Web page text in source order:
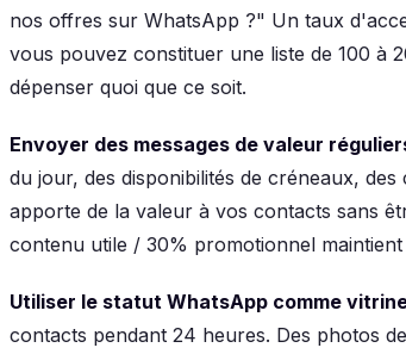
nos offres sur WhatsApp ?" Un taux
vous pouvez constituer une liste de 100 à
dépenser quoi que ce soit.
Envoyer des messages de valeur
du jour, des disponibilités de créneaux,
apporte de la valeur à vos contacts sans
contenu utile / 30% promotionnel
Utiliser le statut WhatsApp comme
contacts pendant 24 heures. Des photos